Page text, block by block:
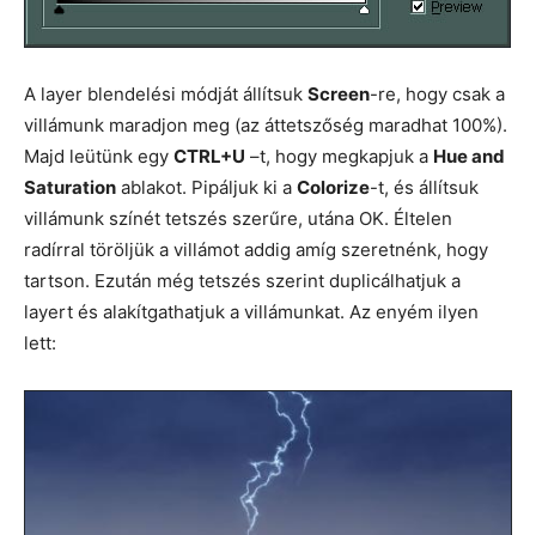
A layer blendelési módját állítsuk Screen-re, hogy csak a
villámunk maradjon meg (az áttetszőség maradhat 100%).
Majd leütünk egy CTRL+U –t, hogy megkapjuk a Hue and
Saturation ablakot. Pipáljuk ki a Colorize-t, és állítsuk
villámunk színét tetszés szerűre, utána OK. Éltelen
radírral töröljük a villámot addig amíg szeretnénk, hogy
tartson. Ezután még tetszés szerint duplicálhatjuk a
layert és alakítgathatjuk a villámunkat. Az enyém ilyen
lett: